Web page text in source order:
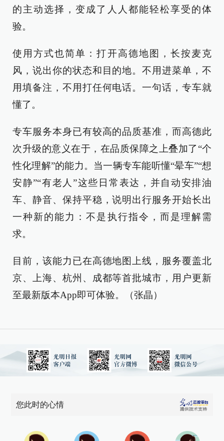
的主动选择，变成了人人都能轻松享受的体
验。
使用方式也简单：打开高德地图，长按麦克
风，说出你的状态和目的地。不用进菜单，不
用填备注，不用打任何电话。一句话，专车就
懂了。
专车服务本身已有较高的品质基准，而高德此
次升级的意义在于，在品质保障之上叠加了“个
性化理解”的能力。当一辆专车能听懂“晕车”“想
安静”“有老人”这些日常表达，并自动安排油
车、静音、保持平稳，说明出行服务开始长出
一种新的能力：不是执行指令，而是理解需
求。
目前，该能力已在高德地图上线，服务覆盖北
京、上海、杭州、成都等首批城市，用户更新
至最新版本App即可体验。（张晶）
您此时的心情